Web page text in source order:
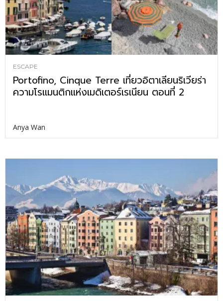
ESCAPE
Portofino, Cinque Terre เที่ยวอิตาเลียนริเวียร่า
ความโรแมนติกแห่งเมดิเตอร์เรเนียน ตอนที่ 2
Anya Wan